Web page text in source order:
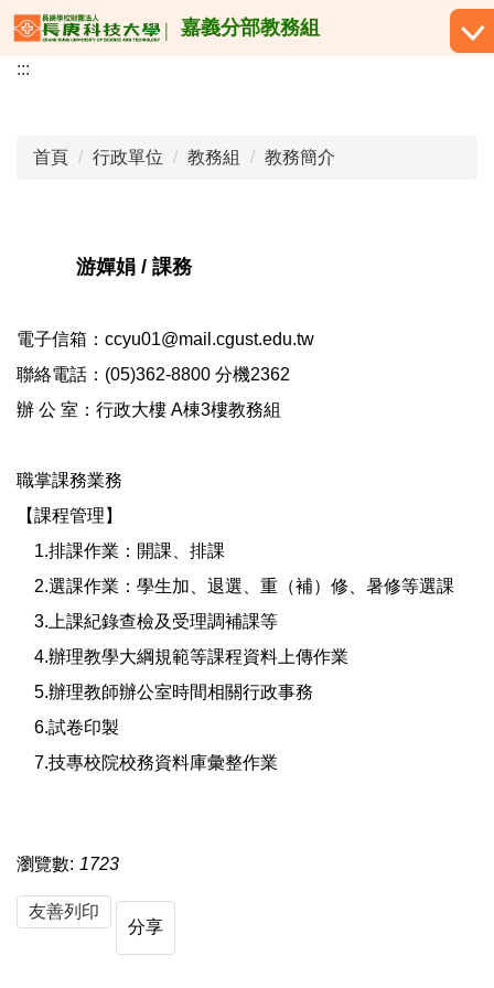
跳
到
主
嘉義分部教務組
:::
首頁 行政單位 教務組 教務簡介
游嬋娟 / 課務
電子信箱：ccyu01@mail.cgust.edu.tw
聯絡電話：(05)362-8800 分機2362
辦 公 室：行政大樓 A棟3樓教務組
職掌課務業務
【課程管理】
1.排課作業：開課、排課
2.選課作業：學生加、退選、重（補）修、暑修等選課
3.上課紀錄查檢及受理調補課等
4.辦理教學大綱規範等課程資料上傳作業
5.辦理教師辦公室時間相關行政事務
6.試卷印製
7.技專校院校務資料庫彙整作業
瀏覽數: 1723
友善列印
分享